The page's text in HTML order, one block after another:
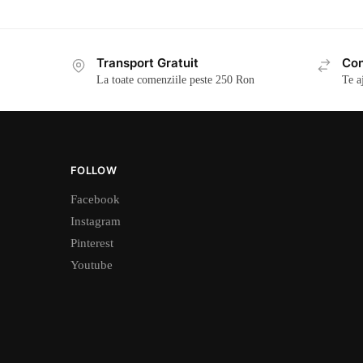
Transport Gratuit
La toate comenziile peste 250 Ron Te
FOLLOW
Facebook
Instagram
Pinterest
Youtube